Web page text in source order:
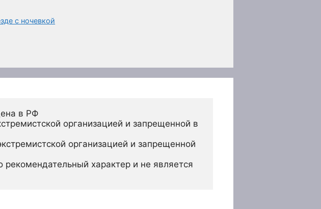
с ночевкой
в РФ
организацией и запрещенной в
организацией и запрещенной
характер и не является